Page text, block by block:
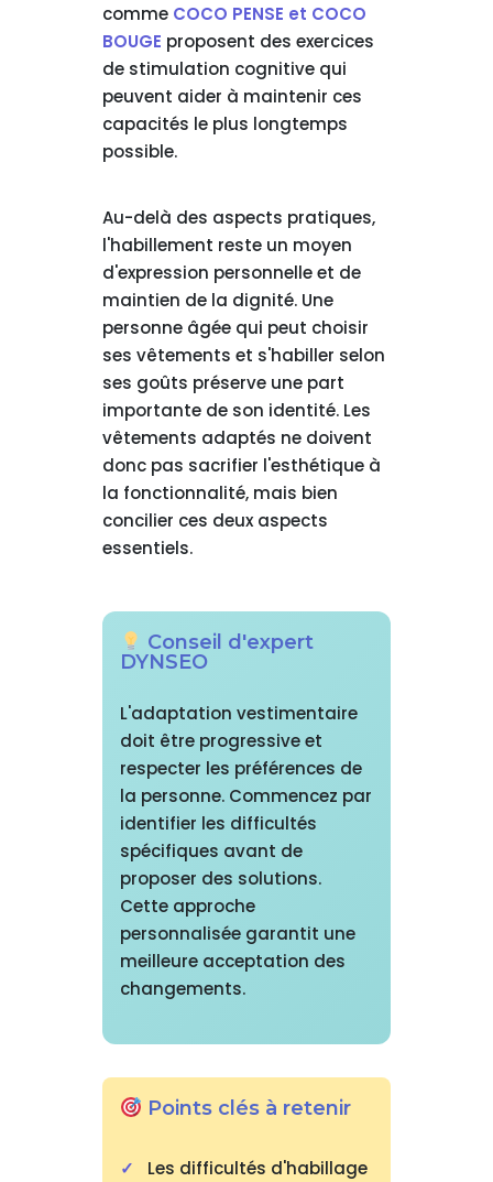
comme COCO PENSE et COCO
BOUGE proposent des exercices
de stimulation cognitive qui
peuvent aider à maintenir ces
capacités le plus longtemps
possible.
Au-delà des aspects pratiques,
l'habillement reste un moyen
d'expression personnelle et de
maintien de la dignité. Une
personne âgée qui peut choisir
ses vêtements et s'habiller selon
ses goûts préserve une part
importante de son identité. Les
vêtements adaptés ne doivent
donc pas sacrifier l'esthétique à
la fonctionnalité, mais bien
concilier ces deux aspects
essentiels.
Conseil d'expert
DYNSEO
L'adaptation vestimentaire
doit être progressive et
respecter les préférences de
la personne. Commencez par
identifier les difficultés
spécifiques avant de
proposer des solutions.
Cette approche
personnalisée garantit une
meilleure acceptation des
changements.
Points clés à retenir
Les difficultés d'habillage